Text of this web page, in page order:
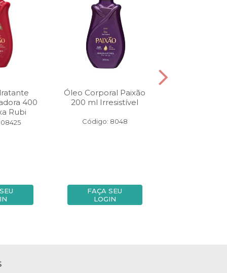
400
Rubi
Óleo Corporal Paixão
200 ml Irresistível
Código: 8048
FAÇA SEU
LOGIN